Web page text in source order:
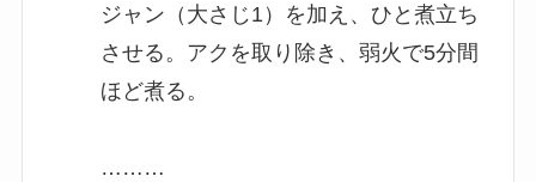
ジャン（大さじ1）を加え、ひと煮立ち
させる。アクを取り除き、弱火で5分間
ほど煮る。
………